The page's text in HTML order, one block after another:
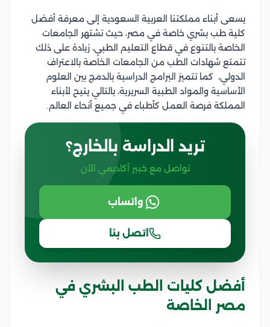
يسعى أبناء مملكتنا العربية السعودية إلى معرفة أفضل
كلية طب بشري خاصة في مصر، حيث تشتهر الجامعات
الخاصة بالتنوع في قطاع التعليم الطبي، زيادة على ذلك
تتمتع شهادات الطب من الجامعات الخاصة بالاعتراف
الدولي، كما تتميز البرامج الدراسية بالدمج بين العلوم
الأساسية والمواد الطبية السريرية، بالتالي يتيح لأبناء
المملكة فرصة العمل كأطباء في جميع أنحاء العالم.
تريد الدراسة بالخارج؟
تواصل مع خبير أكاديمي الآن
واتساب
اتصل بنا
أفضل كليات الطب البشري في
مصر الخاصة